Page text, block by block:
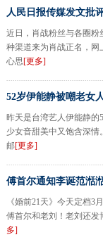
人民日报传媒发文批
近日，肖战粉丝与各圈粉
种渠道来为肖战正名，网
心思[更多]
52岁伊能静被嘲老女
昨天是台湾艺人伊能静的
少女音甜美中又饱含深
邮[更多]
傅首尔通知李诞范湉
《婚前21天》今天定档3
傅首尔和老刘！老刘还发
多]